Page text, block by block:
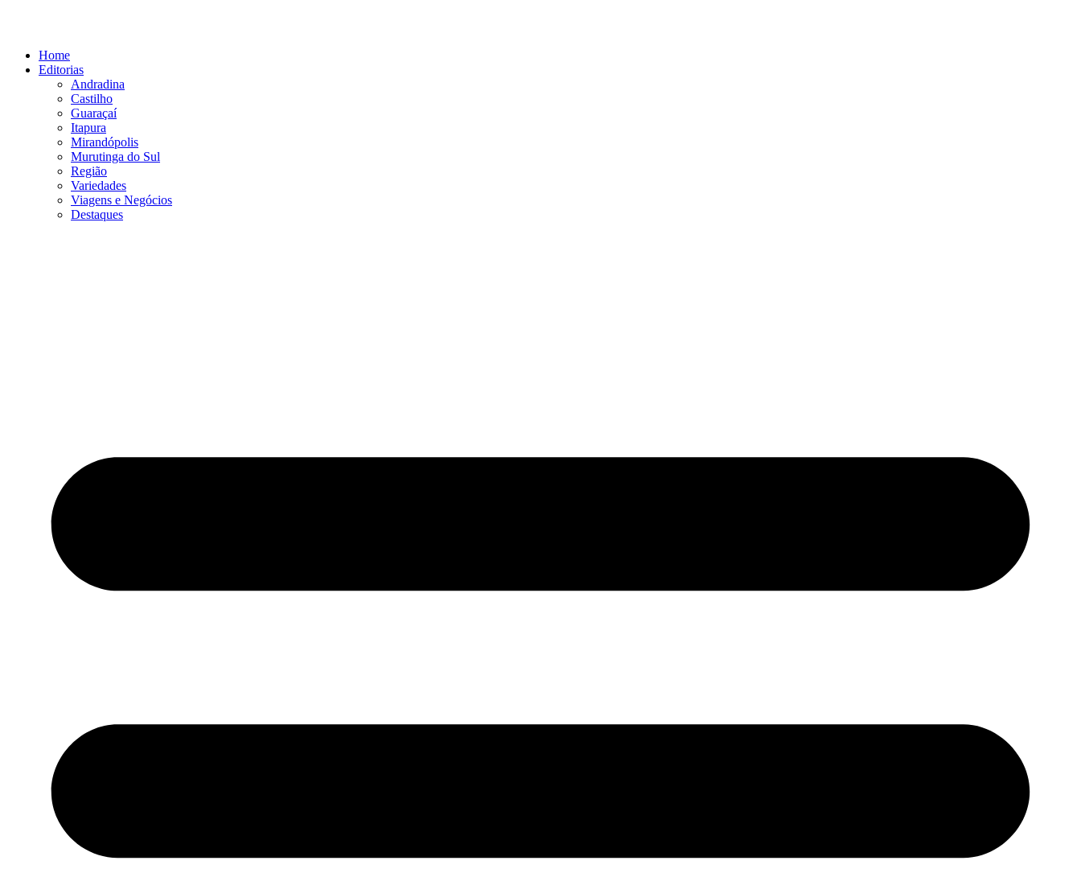
conteúdoHome
Editorias
Andradina
Castilho
Guaraçaí
Itapura
Mirandópolis
Murutinga do Sul
Região
Variedades
Viagens e Negócios
Destaques